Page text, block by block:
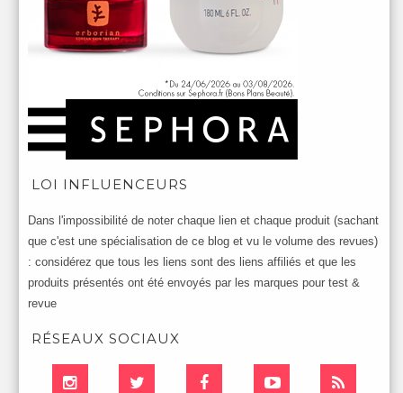
LOI INFLUENCEURS
Dans l'impossibilité de noter chaque lien et chaque produit (sachant
que c'est une spécialisation de ce blog et vu le volume des revues)
: considérez que tous les liens sont des liens affiliés et que les
produits présentés ont été envoyés par les marques pour test &
revue
RÉSEAUX SOCIAUX